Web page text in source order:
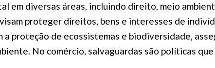
em diversas áreas, incluindo direito, meio
proteger direitos, bens e interesses de
proteção de ecossistemas e biodiversidade,
No comércio, salvaguardas são políticas